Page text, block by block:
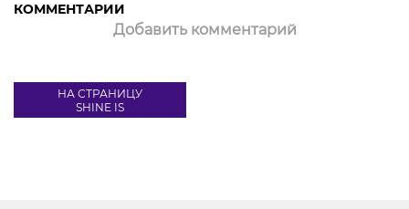
КОММЕНТАРИИ
Добавить комментарий
НА СТРАНИЦУ
SHINE IS